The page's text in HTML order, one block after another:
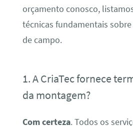
orçamento conosco,
técnicas fundamentais
de campo.
1. A CriaTec fornece
da montagem?
Com certeza. Todos os